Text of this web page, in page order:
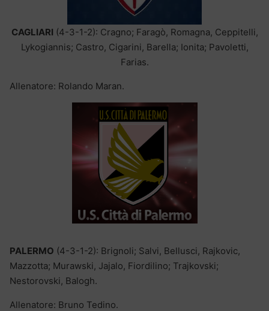
CAGLIARI (4-3-1-2): Cragno; Faragò, Romagna, Ceppitelli,
Lykogiannis; Castro, Cigarini, Barella; Ionita; Pavoletti,
Farias.
Allenatore: Rolando Maran.
PALERMO (4-3-1-2): Brignoli; Salvi, Bellusci, Rajkovic,
Mazzotta; Murawski, Jajalo, Fiordilino; Trajkovski;
Nestorovski, Balogh.
Allenatore: Bruno Tedino.